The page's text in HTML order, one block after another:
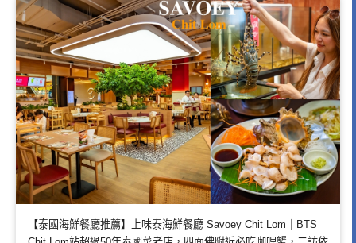
【泰國海鮮餐廳推薦】上味泰海鮮餐廳 Savoey Chit Lom｜BTS